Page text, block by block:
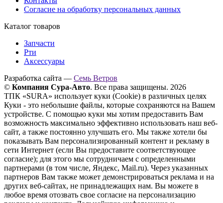
Согласие на обработку персональных данных
Каталог товаров
Запчасти
Рти
Аксессуары
Разработка сайта — Семь Ветров
© Компания Сура-Авто. Все права защищены. 2026
ТПК «SURA» использует куки (Cookie) в различных целях
Куки - это небольшие файлы, которые сохраняются на Вашем
устройстве. С помощью куки мы хотим предоставить Вам
возможность максимально эффективно использовать наш веб-
сайт, а также постоянно улучшать его. Мы также хотели бы
показывать Вам персонализированный контент и рекламу в
сети Интернет (если Вы предоставите соответствующее
согласие); для этого мы сотрудничаем с определенными
партнерами (в том числе, Яндекс, Mail.ru). Через указанных
партнеров Вам также может демонстрироваться реклама и на
других веб-сайтах, не принадлежащих нам. Вы можете в
любое время отозвать свое согласие на персонализацию